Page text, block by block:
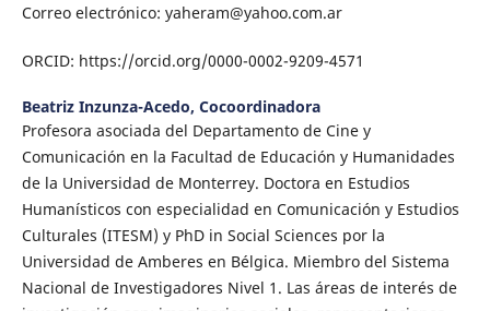
Correo electrónico: yaheram@yahoo.com.ar
ORCID: https://orcid.org/0000-0002-9209-4571
Beatriz Inzunza-Acedo, Cocoordinadora
Profesora asociada del Departamento de Cine y
Comunicación en la Facultad de Educación y Humanidades
de la Universidad de Monterrey. Doctora en Estudios
Humanísticos con especialidad en Comunicación y Estudios
Culturales (ITESM) y PhD in Social Sciences por la
Universidad de Amberes en Bélgica. Miembro del Sistema
Nacional de Investigadores Nivel 1. Las áreas de interés de